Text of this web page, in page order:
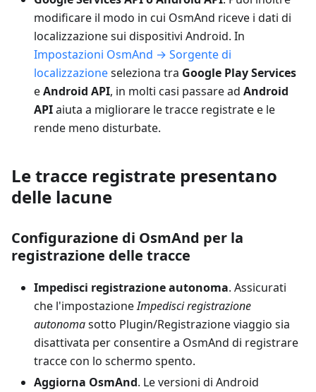
modificare il modo in cui OsmAnd riceve i dati di
localizzazione sui dispositivi Android. In
Impostazioni OsmAnd → Sorgente di
localizzazioneseleziona tra Google Play Services
eAndroid API, in molti casi passare ad Android
APIaiuta a migliorare le tracce registrate e le
rende meno disturbate.
Le tracce registrate presentano
delle lacune
Configurazione di OsmAnd per la
registrazione delle tracce
Impedisci registrazione autonoma. Assicurati
che l'impostazioneImpedisci registrazione
autonomasotto Plugin/Registrazione viaggio sia
disattivata per consentire a OsmAnd di registrare
tracce con lo schermo spento.
Aggiorna OsmAnd. Le versioni di Android